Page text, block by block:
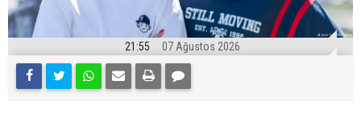
21:55 07 Ağustos 2026